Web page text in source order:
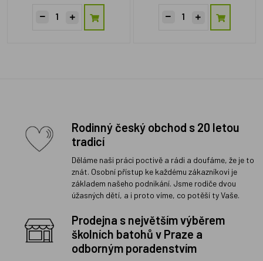
Rodinný český obchod s 20 letou
tradicí
Děláme naši práci poctivě a rádi a doufáme, že je to
znát. Osobní přístup ke každému zákazníkovi je
základem našeho podnikání. Jsme rodiče dvou
úžasných dětí, a i proto víme, co potěší ty Vaše.
Prodejna s největším výběrem
školních batohů v Praze a
odborným poradenstvím